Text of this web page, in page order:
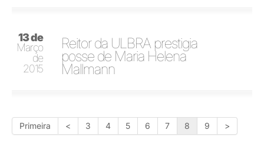
13 de
Março
de
2015
Reitor da ULBRA prestigia
posse de Maria Helena
Mallmann
Primeira < 3 4 5 6 7 8 9 >